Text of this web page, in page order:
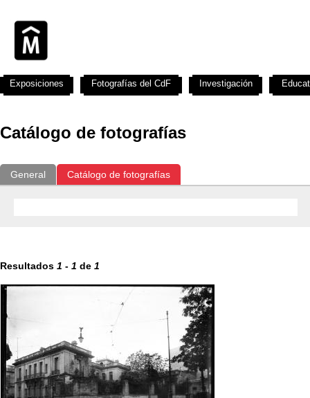
Catálogo de fotografías
General Catálogo de fotografías
Resultados 1 - 1 de 1
Exposiciones Fotografías del CdF Investigación